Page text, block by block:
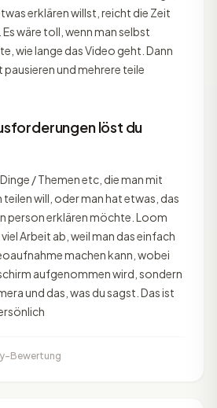
erklären willst, reicht die Zeit
wäre toll, wenn man selbst
wie lange das Video geht. Dann
und mehrere teile
löst du
/ Themen etc, die man mit
teilen will, oder man hat etwas, das
person erklären möchte. Loom
Arbeit ab, weil man das einfach
machen kann, wobei
aufgenommen wird, sondern
und das, was du sagst. Das ist
Bewertung